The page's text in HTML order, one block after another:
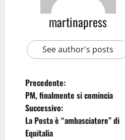
martinapress
See author's posts
Precedente:
PM, finalmente si comincia
Successivo:
La Posta è “ambasciatore” di
Equitalia